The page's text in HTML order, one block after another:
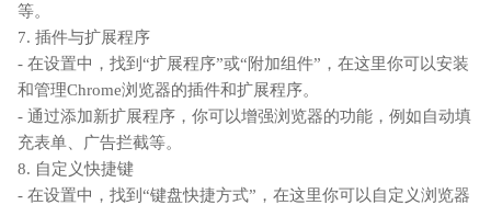
等。
7. 插件与扩展程序
- 在设置中，找到“扩展程序”或“附加组件”，在这里你可以安装
和管理Chrome浏览器的插件和扩展程序。
- 通过添加新扩展程序，你可以增强浏览器的功能，例如自动填
充表单、广告拦截等。
8. 自定义快捷键
- 在设置中，找到“键盘快捷方式”，在这里你可以自定义浏览器